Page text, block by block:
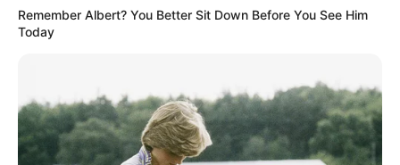
Especialistas em direito previdenciário têm se manifestado
publicamente
As opiniões divergentes
surgem após a aprovação unânime doPLP 185/2024 no Senado
Federal
Remember Albert? You Better Sit Down Before You See Him
Today